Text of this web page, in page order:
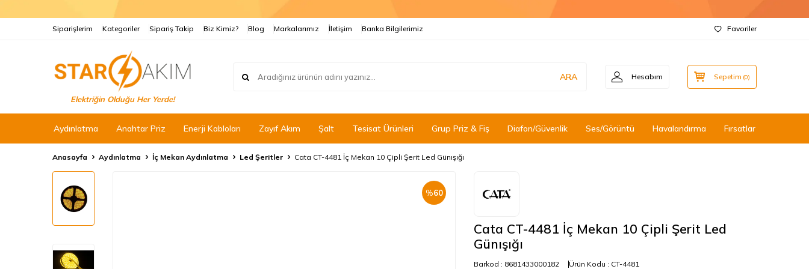
Siparişlerim Kategoriler Sipariş Takip Biz Kimiz? Blog Markalarımız İletişim Banka Bilgilerimiz Favoriler
Elektriğin Olduğu Her Yerde!
ARA Hesabım Sepetim (0)
Aydınlatma Anahtar Priz Enerji Kabloları Zayıf Akım Şalt Tesisat Ürünleri Grup Priz & Fiş Diafon/Güvenlik Ses/Görüntü Havalandırma Fırsatlar
Anasayfa Aydınlatma İç Mekan Aydınlatma Led Şeritler Cata CT-4481 İç Mekan 10 Çipli Şerit Led Günışığı
%60
Cata CT-4481 İç Mekan 10 Çipli Şerit Led
Günışığı
Barkod : 8681433000182 Ürün Kodu : CT-4481